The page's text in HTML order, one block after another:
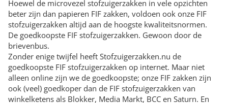
Hoewel de microvezel stofzuigerzakken in vele opzichten
beter zijn dan papieren FIF zakken, voldoen ook onze FIF
stofzuigerzakken altijd aan de hoogste kwaliteitsnormen.
De goedkoopste FIF stofzuigerzakken. Gewoon door de
brievenbus.
Zonder enige twijfel heeft Stofzuigerzakken.nu de
goedkoopste FIF stofzuigerzakken op internet. Maar niet
alleen online zijn we de goedkoopste; onze FIF zakken zijn
ook (veel) goedkoper dan de FIF stofzuigerzakken van
winkelketens als Blokker, Media Markt, BCC en Saturn. En